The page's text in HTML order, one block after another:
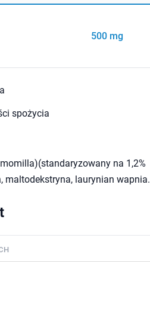
500 mg
spożycia
na 1,2%
maltodekstryna, laurynian wapnia.